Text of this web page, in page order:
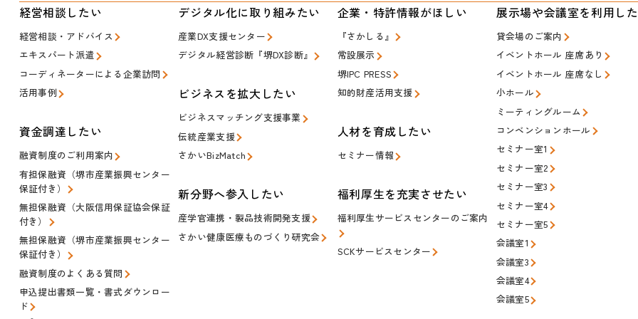
経営相談したい
経営相談・アドバイス
エキスパート派遣
コーディネーターによる企業訪問
活用事例
資金調達したい
融資制度のご利用案内
有担保融資（堺市産業振興センター
保証付き）
無担保融資（大阪信用保証協会保証
付き）
無担保融資（堺市産業振興センター
保証付き）
融資制度のよくある質問
申込提出書類一覧・書式ダウンロー
ド
デジタル化に取り組みたい
産業DX支援センター
デジタル経営診断『堺DX診断』
ビジネスを拡大したい
ビジネスマッチング支援事業
伝統産業支援
さかいBizMatch
新分野へ参入したい
産学官連携・製品技術開発支援
さかい健康医療ものづくり研究会
企業・特許情報がほしい
『さかしる』
常設展示
堺IPC PRESS
知的財産活用支援
人材を育成したい
セミナー情報
福利厚生を充実させたい
福利厚生サービスセンターのご案内
SCKサービスセンター
展示場や会議室を利用し
貸会場のご案内
イベントホール 座席あり
イベントホール 座席なし
小ホール
ミーティングルーム
コンベンションホール
セミナー室1
セミナー室2
セミナー室3
セミナー室4
セミナー室5
会議室1
会議室3
会議室4
会議室5